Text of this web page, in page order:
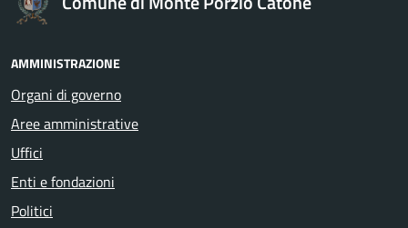
AMMINISTRAZIONE
Organi di governo
Aree amministrative
Uffici
Enti e fondazioni
Politici